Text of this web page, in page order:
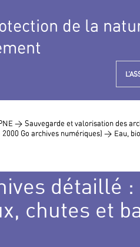
de la
> Sauvegarde et valorisation des
Go archives numériques) > Eau,
détaillé :
chutes et